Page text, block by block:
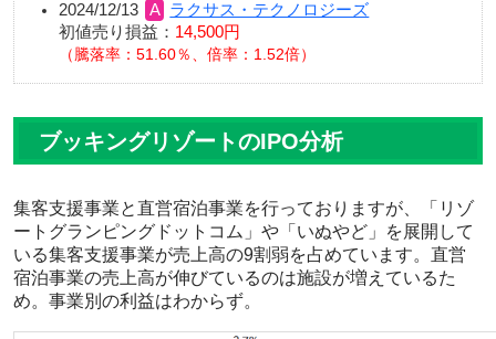
2024/12/13
ラクサス・テクノロジーズ
初値売り損益： 14,500円
騰落率：51.60％、倍率：1.52倍
ブッキングリゾートのIPO分析
集客支援事業と直営宿泊事業を行っておりますが、「リゾ
ートグランピングドットコム」や「いぬやど」を展開して
いる集客支援事業が売上高の9割弱を占めています。直営
宿泊事業の売上高が伸びているのは施設が増えているた
め。事業別の利益はわからず。